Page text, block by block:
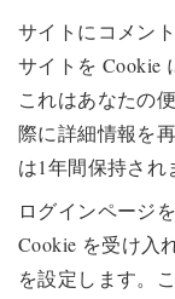
サイトにコメン
サイトを Cookie
これはあなたの
際に詳細情報を
は1年間保持され
ログインページ
Cookie を受け入
を設定します。